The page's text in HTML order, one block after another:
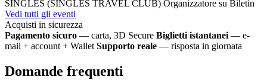
SINGLES (SINGLES TRAVEL CLUB) Organizzatore su Biletin
Vedi tutti gli eventi
Acquisti in sicurezza
Pagamento sicuro — carta, 3D Secure Biglietti istantanei — e-
mail + account + Wallet Supporto reale — risposta in giornata
Domande frequenti